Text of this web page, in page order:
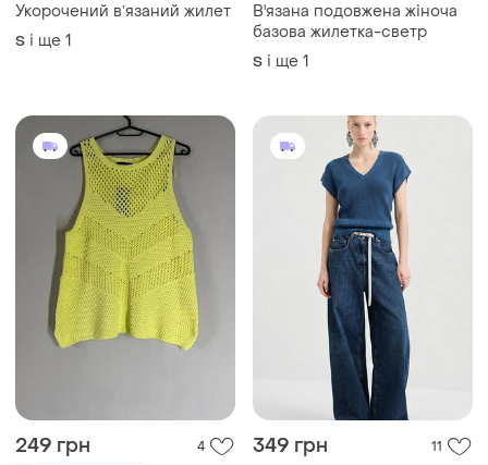
Укорочений вʼязаний жилет
S і ще 1
В'язана подовжена жіноча
базова жилетка-светр
S і ще 1
249 грн
4
349 грн 11